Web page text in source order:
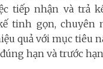
tiếp nhận và trả
tinh gọn, chuyên
quả với mục tiêu
hạn và trước